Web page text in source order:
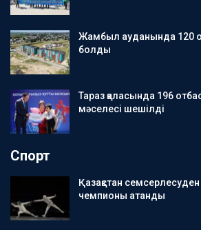
Жамбыл ауданында 120
болды
Тараз қаласында 196
мәселесі шешілді
Спорт
Қазақстан
чемпионы атанды